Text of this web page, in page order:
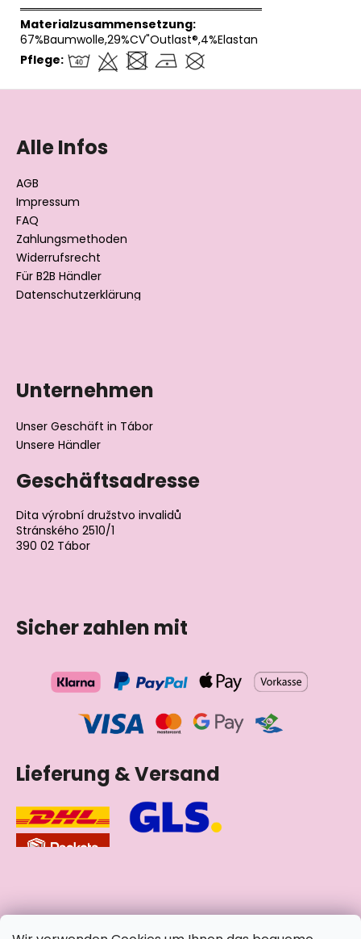
══════════════════════════════
Materialzusammensetzung:
67%Baumwolle,29%CV"Outlast®,4%Elastan
Pflege:
Alle Infos
AGB
Impressum
FAQ
Zahlungsmethoden
Widerrufsrecht
Für B2B Händler
Datenschutzerklärung
Unternehmen
Unser Geschäft in Tábor
Unsere Händler
Geschäftsadresse
Dita výrobní družstvo invalidů
Stránského 2510/1
390 02 Tábor
Sicher zahlen mit
Lieferung & Versand